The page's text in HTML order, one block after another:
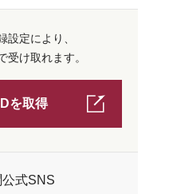
設定により、
受け取れます。
を取得
式SNS